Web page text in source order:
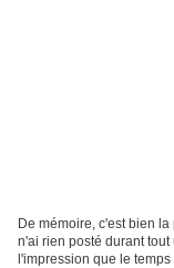
De mémoire, c'est bien
n'ai rien posté durant
l'impression que le temps